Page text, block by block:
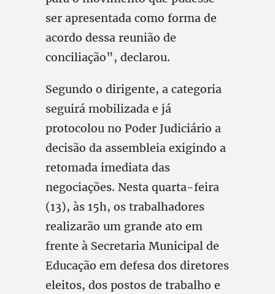
ser apresentada como forma de
acordo dessa reunião de
conciliação”, declarou.
Segundo o dirigente, a categoria
seguirá mobilizada e já
protocolou no Poder Judiciário a
decisão da assembleia exigindo a
retomada imediata das
negociações. Nesta quarta-feira
(13), às 15h, os trabalhadores
realizarão um grande ato em
frente à Secretaria Municipal de
Educação em defesa dos diretores
eleitos, dos postos de trabalho e